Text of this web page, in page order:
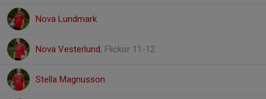
Nova Lundmark
Nova Vesterlund, Flickor 11-12
Stella Magnusson